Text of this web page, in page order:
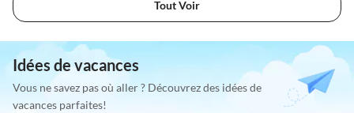
Tout Voir
Idées de vacances
Vous ne savez pas où aller ? Découvrez des idées de
vacances parfaites!